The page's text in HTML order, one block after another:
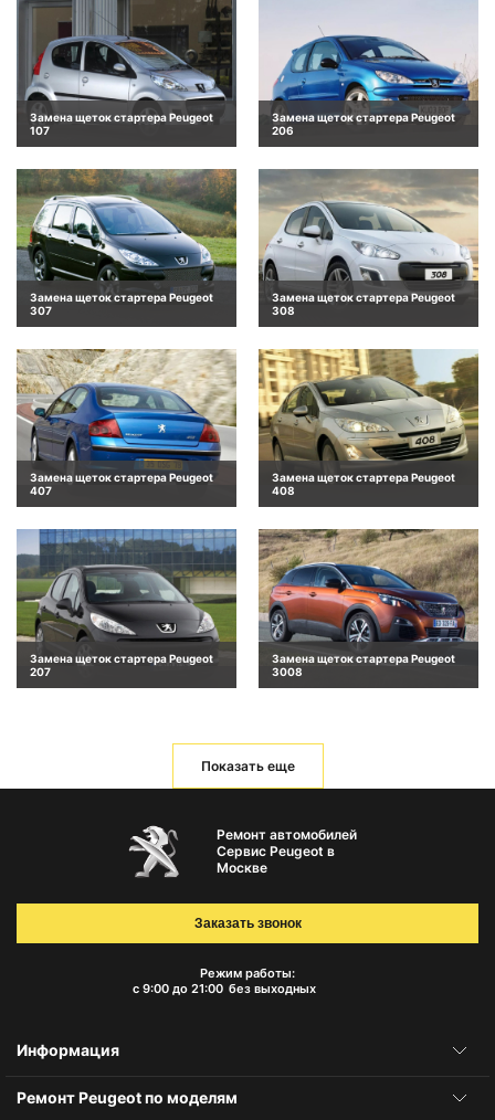
Замена щеток стартера Peugeot
107
Замена щеток стартера Peugeot
206
Замена щеток стартера Peugeot
307
Замена щеток стартера Peugeot
308
Замена щеток стартера Peugeot
407
Замена щеток стартера Peugeot
408
Замена щеток стартера Peugeot
207
Замена щеток стартера Peugeot
3008
Показать еще
Ремонт автомобилей
Сервис Peugeot в
Москве
Режим работы:
с 9:00 до 21:00 без выходных
Заказать звонок
Информация
Ремонт Peugeot по моделям